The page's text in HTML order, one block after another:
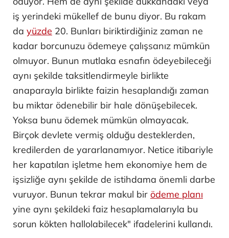
iş yerindeki mükellef de bunu diyor. Bu rakam
da yüzde 20. Bunları biriktirdiğiniz zaman ne
kadar borcunuzu ödemeye çalışsanız mümkün
olmuyor. Bunun mutlaka esnafın ödeyebileceği
aynı şekilde taksitlendirmeyle birlikte
anaparayla birlikte faizin hesaplandığı zaman
bu miktar ödenebilir bir hale dönüşebilecek.
Yoksa bunu ödemek mümkün olmayacak.
Birçok devlete vermiş olduğu desteklerden,
kredilerden de yararlanamıyor. Netice itibariyle
her kapatılan işletme hem ekonomiye hem de
işsizliğe aynı şekilde de istihdama önemli darbe
vuruyor. Bunun tekrar makul bir ödeme planı
yine aynı şekildeki faiz hesaplamalarıyla bu
sorun kökten hallolabilecek" ifadelerini kullandı.